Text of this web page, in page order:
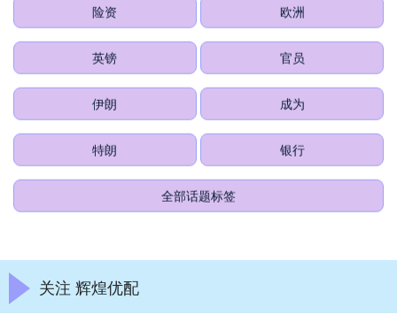
险资 欧洲
英镑 官员
伊朗 成为
特朗 银行
全部话题标签
关注 辉煌优配